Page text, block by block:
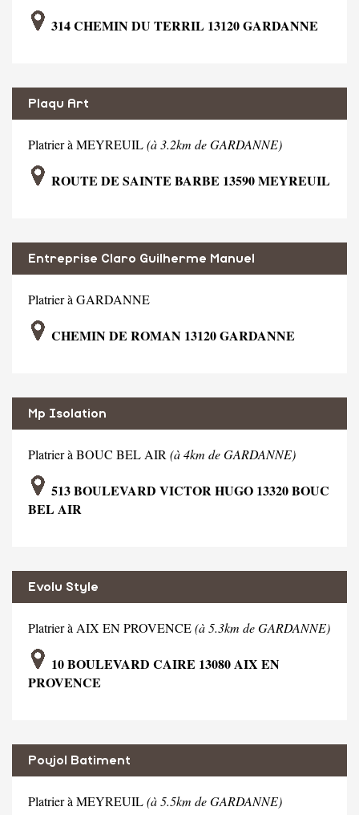
314 CHEMIN DU TERRIL 13120 GARDANNE
Plaqu Art
Platrier à MEYREUIL(à 3.2km de GARDANNE)
ROUTE DE SAINTE BARBE 13590 MEYREUIL
Entreprise Claro Guilherme Manuel
Platrier à GARDANNE
CHEMIN DE ROMAN 13120 GARDANNE
Mp Isolation
Platrier à BOUC BEL AIR (à 4km de GARDANNE)
513 BOULEVARD VICTOR HUGO 13320 BOUC
BEL AIR
Evolu Style
Platrier à AIX EN PROVENCE(à 5.3km de GARDANNE)
10 BOULEVARD CAIRE 13080 AIX EN
PROVENCE
Poujol Batiment
Platrier à MEYREUIL(à 5.5km de GARDANNE)